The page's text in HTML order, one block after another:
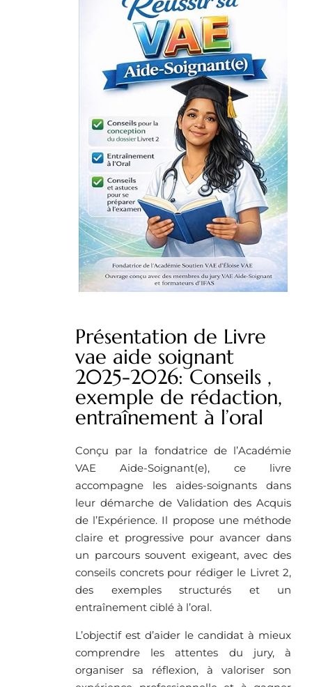
Présentation de Livre
vae aide soignant
2025-2026: Conseils ,
exemple de rédaction,
entraînement à l’oral
Conçu par la fondatrice de l’Académie
VAE Aide-Soignant(e), ce livre
accompagne les aides-soignants dans
leur démarche de Validation des Acquis
de l’Expérience. Il propose une méthode
claire et progressive pour avancer dans
un parcours souvent exigeant, avec des
conseils concrets pour rédiger le Livret 2,
des exemples structurés et un
entraînement ciblé à l’oral.
L’objectif est d’aider le candidat à mieux
comprendre les attentes du jury, à
organiser sa réflexion, à valoriser son